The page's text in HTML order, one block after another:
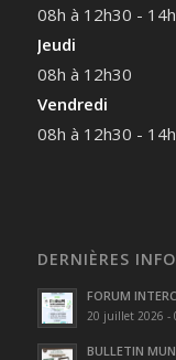
08h à 12h30 -
Jeudi
08h à 12h30
Vendredi
08h à 12h30 -
DERNIÈRES
FORUM
20 juillet 2026 -
BULLETIN